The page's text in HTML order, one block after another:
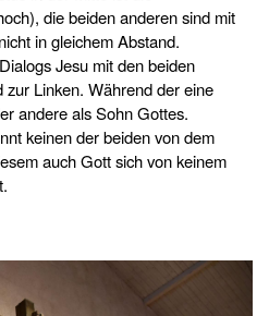
die beiden anderen sind mit
in gleichem Abstand.
Jesu mit den beiden
Linken. Während der eine
andere als Sohn Gottes.
keinen der beiden von dem
auch Gott sich von keinem